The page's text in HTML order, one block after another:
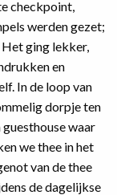
checkpoint,
werden gezet;
ging lekker,
en
In de loop van
dorpje ten
waar
we thee in het
van de thee
de dagelijkse